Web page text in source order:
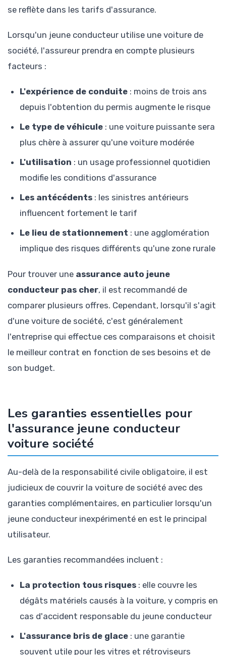
se reflète dans les tarifs d'assurance.
Lorsqu'un jeune conducteur utilise une voiture de
société, l'assureur prendra en compte plusieurs
facteurs :
L'expérience de conduite : moins de trois ans
depuis l'obtention du permis augmente le risque
Le type de véhicule : une voiture puissante sera
plus chère à assurer qu'une voiture modérée
L'utilisation : un usage professionnel quotidien
modifie les conditions d'assurance
Les antécédents : les sinistres antérieurs
influencent fortement le tarif
Le lieu de stationnement : une agglomération
implique des risques différents qu'une zone rurale
Pour trouver une assurance auto jeune
conducteur pas cher, il est recommandé de
comparer plusieurs offres. Cependant, lorsqu'il s'agit
d'une voiture de société, c'est généralement
l'entreprise qui effectue ces comparaisons et choisit
le meilleur contrat en fonction de ses besoins et de
son budget.
Les garanties essentielles pour
l'assurance jeune conducteur
voiture société
Au-delà de la responsabilité civile obligatoire, il est
judicieux de couvrir la voiture de société avec des
garanties complémentaires, en particulier lorsqu'un
jeune conducteur inexpérimenté en est le principal
utilisateur.
Les garanties recommandées incluent :
La protection tous risques : elle couvre les
dégâts matériels causés à la voiture, y compris en
cas d'accident responsable du jeune conducteur
L'assurance bris de glace : une garantie
souvent utile pour les vitres et rétroviseurs